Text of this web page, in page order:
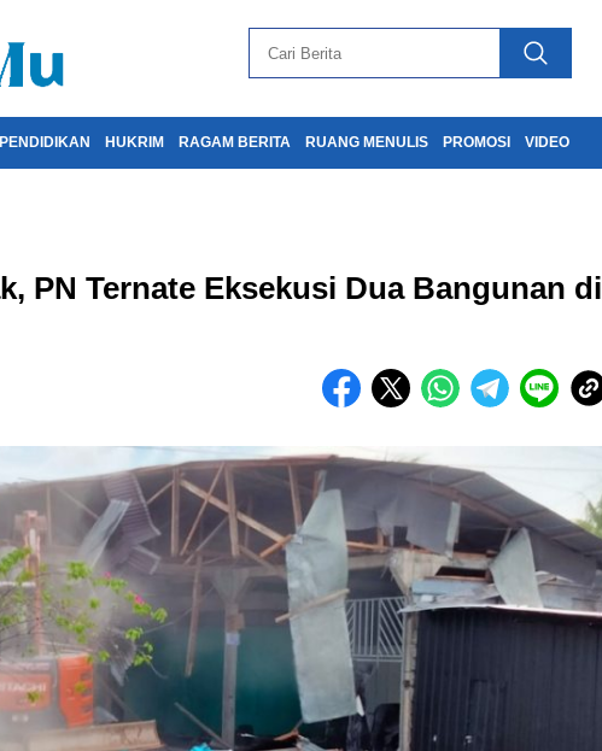
PENDIDIKAN HUKRIM RAGAM BERITA RUANG MENULIS PROMOSI VIDEO
PN Ternate Eksekusi Dua Bangunan di